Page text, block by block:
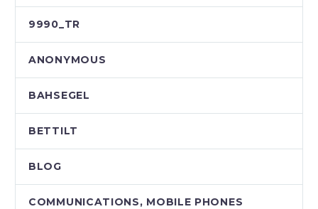
9990_TR
ANONYMOUS
BAHSEGEL
BETTILT
BLOG
COMMUNICATIONS, MOBILE PHONES